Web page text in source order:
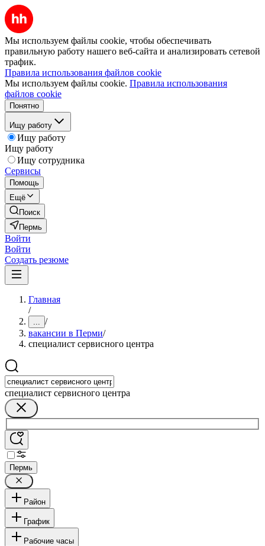
Мы используем файлы cookie, чтобы обеспечивать
правильную работу нашего веб-сайта и анализировать сетевой
трафик.
Правила использования файлов cookie
Мы используем файлы cookie. Правила использования
файлов cookie
Понятно
Ищу работу
Ищу работу
Ищу работу
Ищу сотрудника
Сервисы
Помощь
Ещё
Поиск
Пермь
Войти
Войти
Создать резюме
Главная
/
... /
вакансии в Перми/
специалист сервисного центра
специалист сервисного центра
Пермь
Район
График
Рабочие часы